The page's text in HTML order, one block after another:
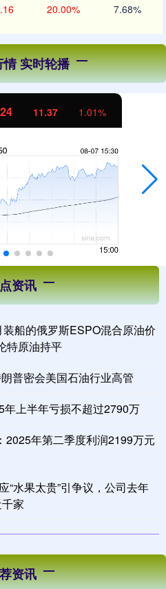
20.00% 7.68%
实时轮播
11.37 1.01%
资讯
船的俄罗斯ESPO混合原油价
特原油持平
普密会美国石油行业高管
上半年亏损不超过2790万
2025年第二季度利润2199万元
“水果太贵”引争议，公司去年
家
资讯